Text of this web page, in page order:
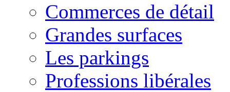
Commerces de détail
Grandes surfaces
Les parkings
Professions libérales